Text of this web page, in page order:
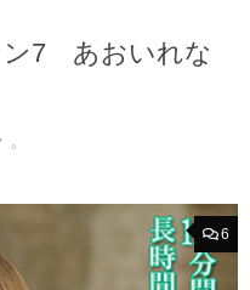
ン7 あおいれな
6